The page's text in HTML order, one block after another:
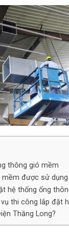
thông gió mềm
được sử dụng
hệ thống ống
thi công lắp đặt
Thăng Long?